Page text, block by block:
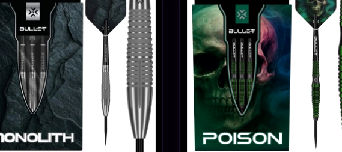
Caliburn Awakening
Nicomuse 90% -
Dartpijlen
€ 149.95